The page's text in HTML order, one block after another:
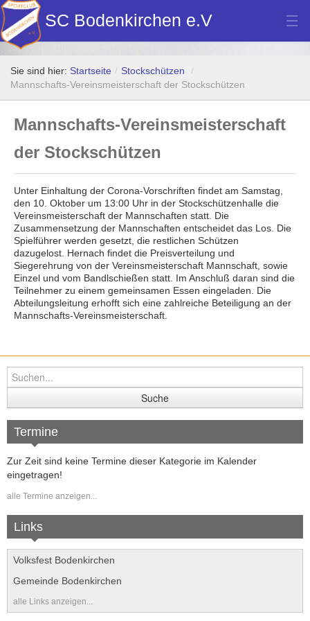
SC Bodenkirchen e.V
Hauptverein
Fußball
Dart
Bilder Neubau Vereinsheim
Vereinsheim Hoamat Wirt
Datenschutz
Folge uns auf Instagram
Sie sind hier: Startseite / Stockschützen
/
Mannschafts-Vereinsmeisterschaft der Stockschützen
Mannschafts-Vereinsmeisterschaft
der Stockschützen
Unter Einhaltung der Corona-Vorschriften findet am Samstag,
den 10. Oktober um 13:00 Uhr in der Stockschützenhalle die
Vereinsmeisterschaft der Mannschaften statt. Die
Zusammensetzung der Mannschaften entscheidet das Los. Die
Spielführer werden gesetzt, die restlichen Schützen
dazugelost. Hernach findet die Preisverteilung und
Siegerehrung von der Vereinsmeisterschaft Mannschaft, sowie
Einzel und vom Bandlschießen statt. Im Anschluß daran sind die
Teilnehmer zu einem gemeinsamen Essen eingeladen. Die
Abteilungsleitung erhofft sich eine zahlreiche Beteiligung an der
Mannschafts-Vereinsmeisterschaft.
Termine
Zur Zeit sind keine Termine dieser Kategorie im Kalender
eingetragen!
alle Termine anzeigen...
Links
Volksfest Bodenkirchen
Gemeinde Bodenkirchen
alle Links anzeigen...